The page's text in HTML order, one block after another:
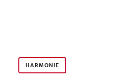
HARMONIE